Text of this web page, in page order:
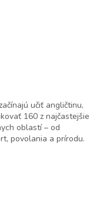
učiť angličtinu,
160 z najčastejšie
oblastí – od
povolania a prírodu.